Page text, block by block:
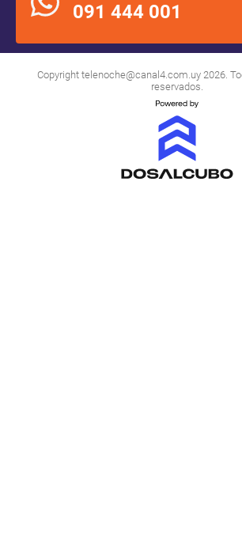
091 444 001
Copyright telenoche@canal4.com.uy2026.
reservados.